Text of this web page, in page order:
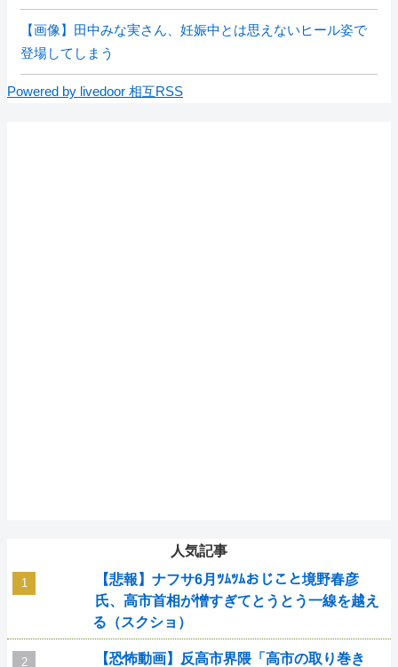
【画像】田中みな実さん、妊娠中とは思えないヒール姿で
登場してしまう
Powered by livedoor 相互RSS
人気記事
【悲報】ナフサ6月ﾂﾑﾂﾑおじこと境野春彦
氏、高市首相が憎すぎてとうとう一線を越え
る（スクショ）
【恐怖動画】反高市界隈「高市の取り巻き